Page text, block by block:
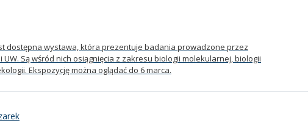
dostępna wystawa, która prezentuje badania prowadzone przez
UW. Są wśród nich osiągnięcia z zakresu biologii molekularnej, biologii
Ekspozycję można oglądać do 6 marca.